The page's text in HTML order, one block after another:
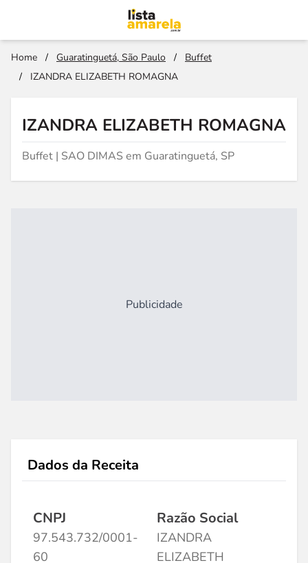
Home / Guaratinguetá, São Paulo /
Buffet
/
IZANDRA ELIZABETH ROMAGNA
IZANDRA ELIZABETH ROMAGNA
Buffet | SAO DIMAS em Guaratinguetá, SP
Publicidade
Dados da Receita
CNPJ
97.543.732/0001-
60
Razão Social
IZANDRA
ELIZABETH